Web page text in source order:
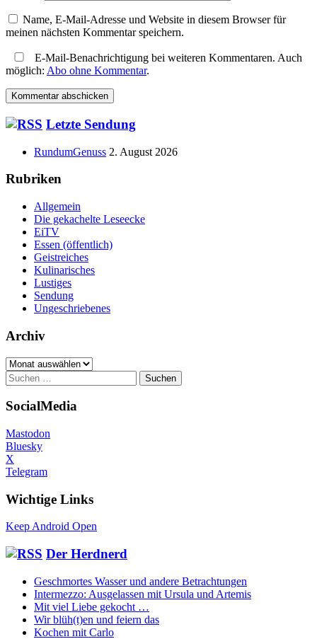
Name, E-Mail-Adresse und Website in diesem Browser für
meinen nächsten Kommentar speichern.
E-Mail-Benachrichtigung bei weiteren Kommentaren. Auch
möglich: Abo ohne Kommentar.
Haupt-
Seitenleiste
Letzte Sendung
RundumGenuss 2. August 2026
Rubriken
Allgemein
Die gekachelte Leseecke
EiTV
Essen (öffentlich)
Geistreiches
Kulinarisches
Lustiges
Sendung
Ungeschriebenes
Archiv
Archiv
Suchen
nach:
SocialMedia
Mastodon
Bluesky
X
Telegram
Wichtige Links
Keep Android Open
Der Herdnerd
Geschmortes Wasser und andere Betrachtungen
Intermezzo: Ausgelassen mit Ursula und Artemis
Mit viel Liebe gekocht …
Wir blüh(t)en und feiern das
Kochen mit Carlo